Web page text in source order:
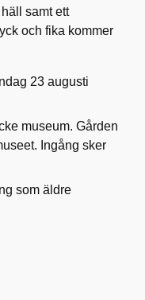
samt ett
och fika kommer
23 augusti
museum. Gården
Ingång sker
som äldre